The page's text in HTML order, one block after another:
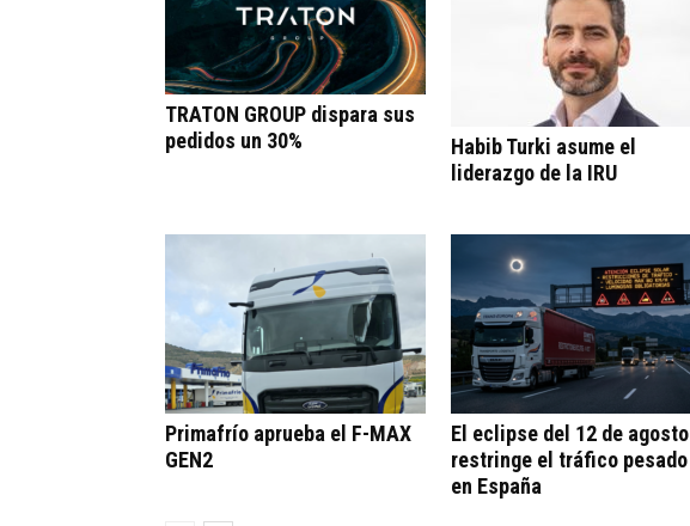
TRATON GROUP dispara sus
pedidos un 30%
Habib Turki asume el
liderazgo de la IRU
Primafrío aprueba el F-MAX
GEN2
El eclipse del 12 de agosto
restringe el tráfico pesado
en España